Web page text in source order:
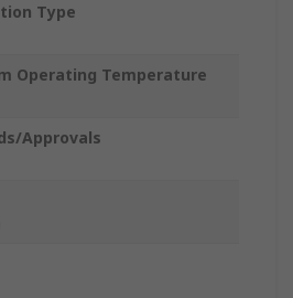
Type
Operating Temperature
Approvals